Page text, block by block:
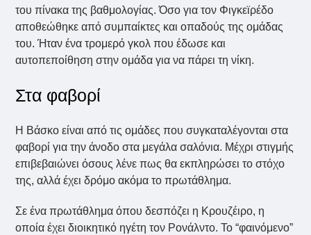
του πίνακα της βαθμολογίας. Όσο για τον Φιγκεϊρέδο
αποθεώθηκε από συμπαίκτες και οπαδούς της ομάδας
του. Ήταν ένα τρομερό γκολ που έδωσε και
αυτοπεποίθηση στην ομάδα για να πάρει τη νίκη.
Στα φαβορί
Η Βάσκο είναι από τις ομάδες που συγκαταλέγονται στα
φαβορί για την άνοδο στα μεγάλα σαλόνια. Μέχρι στιγμής
επιβεβαιώνει όσους λένε πως θα εκπληρώσει το στόχο
της, αλλά έχει δρόμο ακόμα το πρωτάθλημα.
Σε ένα πρωτάθλημα όπου δεσπόζει η Κρουζέιρο, η
οποία έχει διοικητικό ηγέτη τον Ρονάλντο. Το “φαινόμενο”